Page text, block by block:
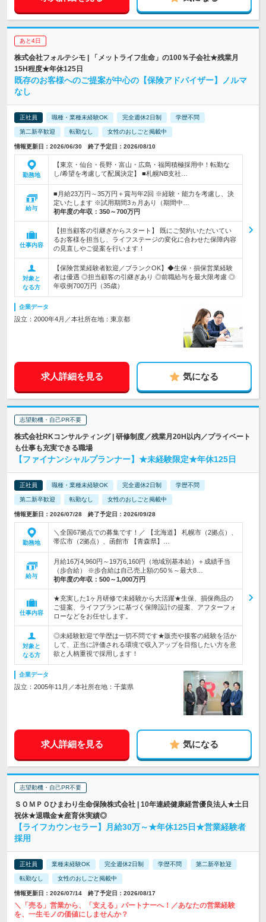
あと4日
株式会社フォルテシモ | 「メットライフ生命」の100％子会社★残業月
15H程度★年休125日
既存のお客様へのご提案が中心の【保険アドバイザー】ノルマ
なし
正社員 職種・業種未経験OK 完全週休2日制 学歴不問
第二新卒歓迎 転勤なし 女性のおしごと掲載中
情報更新日：2026/06/30 終了予定日：2026/08/10
勤務地
【東京・仙台・長野・富山・広島・福岡積極採用中！転勤な
し/希望を考慮して配属決定】 ■札幌NB支社…
給与
■月給23万円～35万円＋賞与年2回 ※経験・能力を考慮し、決
定いたします ※試用期間3ヵ月あり（期間中…
初年度の年収： 350～700万円
仕事内容
【担当顧客の引継ぎからスタート】 既にご契約いただいてい
るお客様を担当し、ライフステージの変化に合わせた保障内容
の見直しやご提案を行います！
対象と
なる方
【保険営業経験者歓迎／ブランクOK】◆生保・損保営業経験
者は優遇 ◎担当顧客の引継ぎあり ◎前職給与を最大限考慮 ◎
年収例700万円（35歳）
企業データ
設立：2000年4月／本社所在地：東京都
求人詳細を見る 気になる
志望動機・自己PR不要
株式会社RKコンサルティング | 研修制度／残業月20H以内／プライベート
も仕事も充実できる職場
【ファイナンシャルプランナー】★未経験限定★年休125日
正社員 職種・業種未経験OK 完全週休2日制 学歴不問
第二新卒歓迎 転勤なし 女性のおしごと掲載中
情報更新日：2026/07/28 終了予定日：2026/09/28
勤務地
＼全国67拠点での募集です！／ 【北海道】 札幌市（2拠点）、
帯広市（2拠点）、函館市 【青森県】…
給与
月給16万4,960円～19万6,160円（地域別基本給）＋成績手当
（歩合給） ※歩合給は自己売上額の50％～最大8…
初年度の年収： 500～1,000万円
仕事内容
★充実した1ヶ月研修で未経験から大活躍★生保、損保商品の
ご提案、ライフプランに基づく保障設計の提案、アフターフォ
ローなどをお任せします。
対象と
なる方
◎未経験歓迎で学歴は一切不問です★販売や接客の経験を活か
して、正当に評価される環境で収入アップを目指したい方を意
欲と人柄重視で採用します！
企業データ
設立：2005年11月／本社所在地：千葉県
求人詳細を見る 気になる
志望動機・自己PR不要
ＳＯＭＰＯひまわり生命保険株式会社 | 10年連続健康経営優良法人★土日
祝休★退職金★産育休実績◎
【ライフカウンセラー】月給30万～★年休125日★営業経験者
採用
正社員 業種未経験OK 完全週休2日制 学歴不問 第二新卒歓迎
転勤なし 女性のおしごと掲載中
情報更新日：2026/07/14 終了予定日：2026/08/17
＼「売る」営業から、「支える」パートナーへ！／あなたの営業経験
を、一生モノの価値にしませんか？